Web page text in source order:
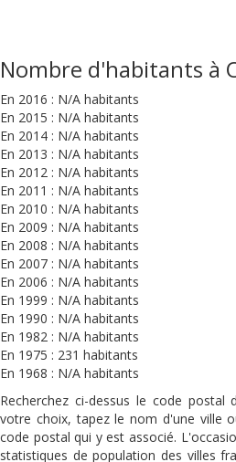
Nombre d'habitants à
En 2016 : N/A habitants
En 2015 : N/A habitants
En 2014 : N/A habitants
En 2013 : N/A habitants
En 2012 : N/A habitants
En 2011 : N/A habitants
En 2010 : N/A habitants
En 2009 : N/A habitants
En 2008 : N/A habitants
En 2007 : N/A habitants
En 2006 : N/A habitants
En 1999 : N/A habitants
En 1990 : N/A habitants
En 1982 : N/A habitants
En 1975 : 231 habitants
En 1968 : N/A habitants
Recherchez ci-dessus le code
votre choix, tapez le nom d'une ville
code postal qui y est associé.
statistiques de population des villes